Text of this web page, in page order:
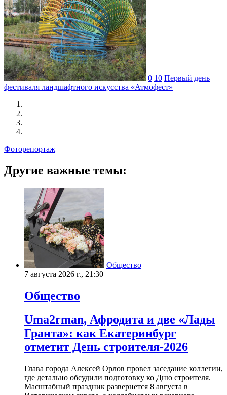
0 10 Первый день
фестиваля ландшафтного искусства «Атмофест»
Фоторепортаж
Другие важные темы:
Общество
7 августа 2026 г., 21:30
Общество
Uma2rman, Афродита и две «Лады
Гранта»: как Екатеринбург
отметит День строителя-2026
Глава города Алексей Орлов провел заседание коллегии,
где детально обсудили подготовку ко Дню строителя.
Масштабный праздник развернется 8 августа в